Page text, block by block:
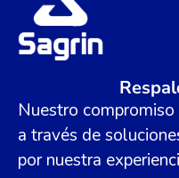
Nuestro
a través de
por nuestra